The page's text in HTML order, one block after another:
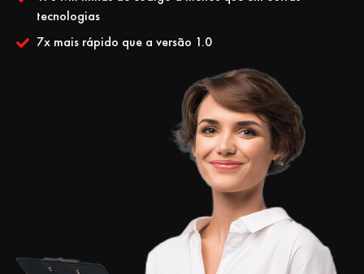
tecnologias
7x mais rápido que a versão 1.0